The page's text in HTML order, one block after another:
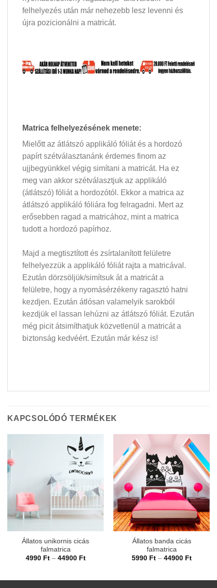
felhelyezés után már nehezebb lesz levenni és
újra pozicionálni a matricát.
Matrica felhelyezésének menete:
Mielőtt az átlátszó applikáló fóliát és a hordozó
papírt szétválasztanánk érdemes finom az
ujjbegyünkkel végig simítani a matricát. Ha ez
meg van akkor szétválasztjuk az applikáló
(átlátszó) fóliát a hordozótól. Ekkor a matrica az
átlátszó applikáló fóliára fog felragadni. Mert az
erősebben ragad a matricához, mint a matrica
tudott a hordozó papírhoz.
Majd a megtisztított és zsírtalanított felületre
felhelyezzük a applikáló fóliát rajta a matricával.
Ezután dörzsöljük/simítsuk át a matricát a
felületre, hogy a nyomásérzékeny ragasztó hatni
kezdjen. Ezután átlósan valamelyik sarokból
kezdjük el lassan lehúzni az átlátszó fóliát. Ezután
még picit átsimíthatjuk közvetlenül a matricát a
biztonság kedvéért. Ezután már kész is!
KAPCSOLÓDÓ TERMÉKEK
Állatos unikornis cicás
falmatrica
4990 Ft – 44900 FtÁrtartomány:
Állatos banda cicás
falmatrica
5990 Ft – 44900 Ft